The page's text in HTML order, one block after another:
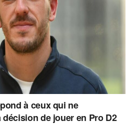
à ceux qui ne
de jouer en Pro D2